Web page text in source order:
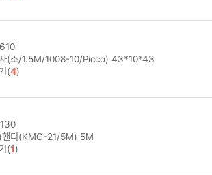
(소/1.5M/1008-10/Picco) 43*10*43
(4)
핸디(KMC-21/5M) 5M
(1)